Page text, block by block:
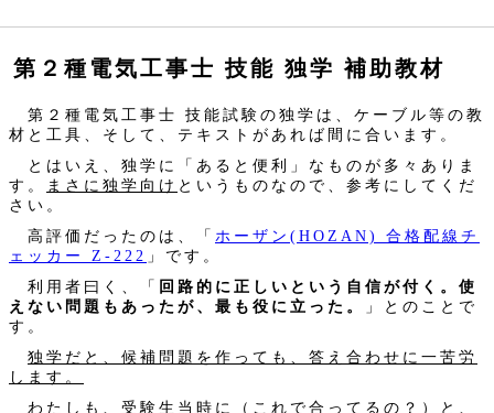
第２種電気工事士 技能 独学 補助教材
第２種電気工事士 技能試験の独学は、ケーブル等の教
材と工具、そして、テキストがあれば間に合います。
とはいえ、独学に「あると便利」なものが多々ありま
す。
まさに独学向け というものなので、参考にしてくだ
さい。
高評価だったのは、「 ホーザン(HOZAN) 合格配線チ
ェッカー Z-222 」です。
利用者曰く、「 回路的に正しいという自信が付く。使
えない問題もあったが、最も役に立った。
」とのことで
す。
独学だと、候補問題を作っても、答え合わせに一苦労
します。
わたしも、受験生当時に（これで合ってるの？）と、